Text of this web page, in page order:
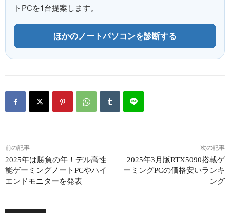
トPCを1台提案します。
ほかのノートパソコンを診断する
前の記事
2025年は勝負の年！デル高性
能ゲーミングノートPCやハイ
エンドモニターを発表
次の記事
2025年3月版RTX5090搭載ゲ
ーミングPCの価格安いランキ
ング